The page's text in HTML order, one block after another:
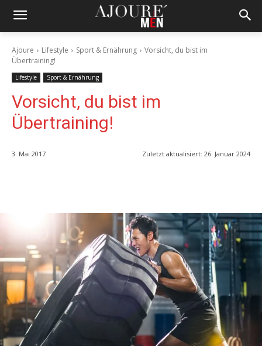
Ajoure Lifestyle Sport & Ernährung
Vorsicht, du bist im
Übertraining!
Lifestyle Sport & Ernährung
Vorsicht, du bist im
Übertraining!
3. Mai 2017 Zuletzt aktualisiert: 26. Januar 2024